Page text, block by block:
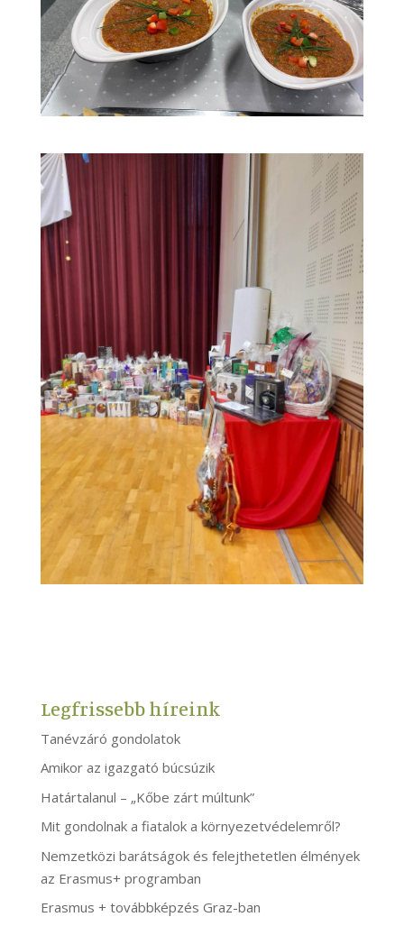
Legfrissebb híreink
Tanévzáró gondolatok
Amikor az igazgató búcsúzik
Határtalanul – „Kőbe zárt múltunk”
Mit gondolnak a fiatalok a környezetvédelemről?
Nemzetközi barátságok és felejthetetlen élmények
az Erasmus+ programban
Erasmus + továbbképzés Graz-ban